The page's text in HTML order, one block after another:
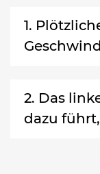
1.
2. Das
dazu